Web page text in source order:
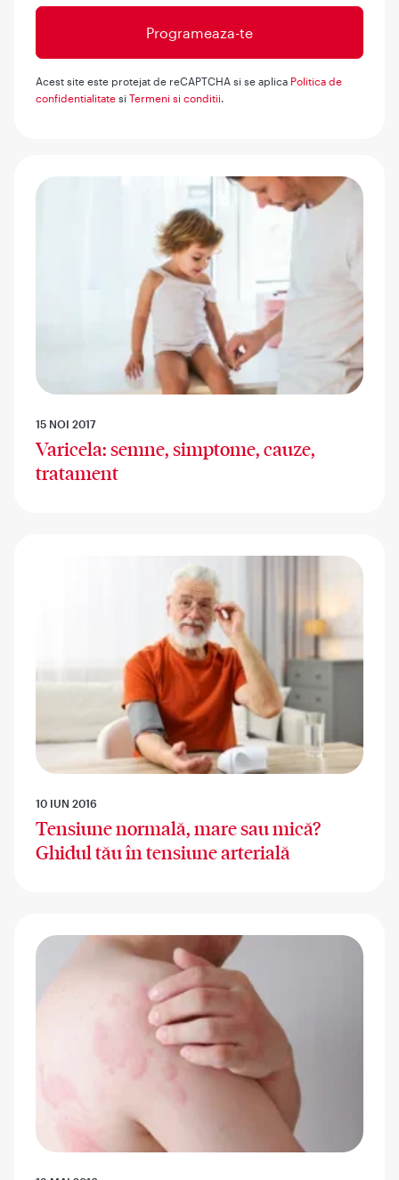
Acest site este protejat de reCAPTCHA si se aplica Politica de
confidentialitate si Termeni si conditii.
15 NOI 2017
Varicela: semne, simptome, cauze,
tratament
10 IUN 2016
Tensiune normală, mare sau mică?
Ghidul tău în tensiune arterială